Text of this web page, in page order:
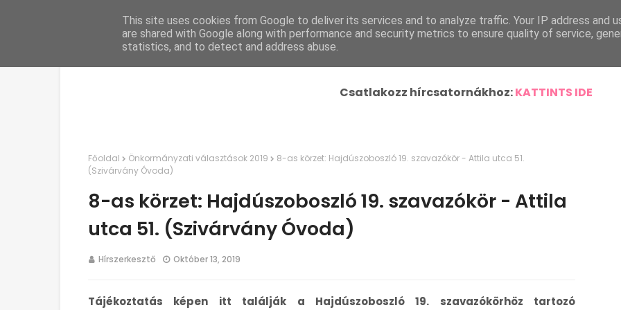
Címlap Helyi Hírek Ország-Világ Járásunk
Csatlakozz hírcsatornákhoz:KATTINTS IDE
Főoldal Önkormányzati választások 2019
8-as körzet: Hajdúszoboszló 19. szavazókör - Attila utca 51.
(Szivárvány Óvoda)
8-as körzet: Hajdúszoboszló 19. szavazókör - Attila
utca 51. (Szivárvány Óvoda)
Hírszerkesztő Október 13, 2019
Tájékoztatás képen itt találják a Hajdúszoboszló 19. szavazókörhöz tartozó
This site uses cookies from Google to deliver its services and to analyze traffic. Your IP address and
are shared with Google along with performance and security metrics to ensure quality of service,
statistics, and to detect and address abuse.